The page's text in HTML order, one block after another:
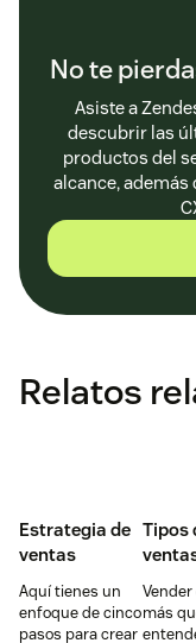
No te
Asiste a
descubrir las
productos del
alcance,
Relatos
Estrategia de
ventas
Aquí tienes un
enfoque de cinco
pasos para crear
Tipos
más